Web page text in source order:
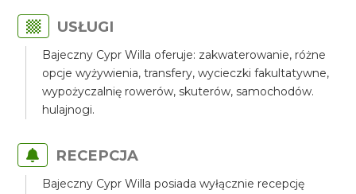
USŁUGI
Bajeczny Cypr Willa oferuje: zakwaterowanie, różne
opcje wyżywienia, transfery, wycieczki fakultatywne,
wypożyczalnię rowerów, skuterów, samochodów.
hulajnogi.
RECEPCJA
Bajeczny Cypr Willa posiada wyłącznie recepcję